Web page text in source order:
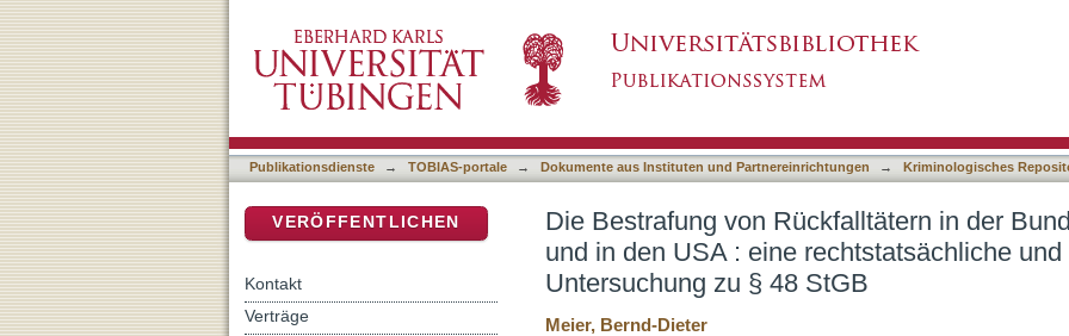
rechtstatsächliche und rechtsvergleichende Untersuchung zu § 48 StGB
Publikationsdienste → TOBIAS-portale → Dokumente aus Instituten und Partnereinrichtungen → Kriminologisches
Die Bestrafung von Rückfalltätern in der
und in den USA : eine rechtstatsächliche
Untersuchung zu § 48 StGB
Meier, Bernd-Dieter
VERÖFFENTLICHEN
Kontakt
Verträge